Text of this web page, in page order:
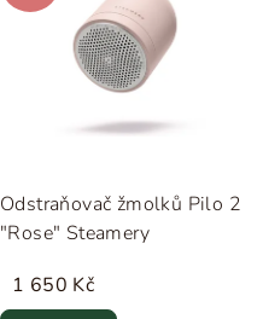
Odstraňovač žmolků Pilo 2
"Rose" Steamery
1 650 Kč